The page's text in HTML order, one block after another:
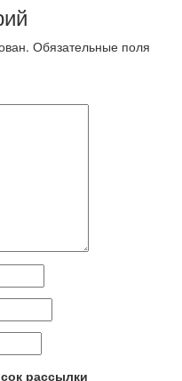
Обязательные поля
рассылки